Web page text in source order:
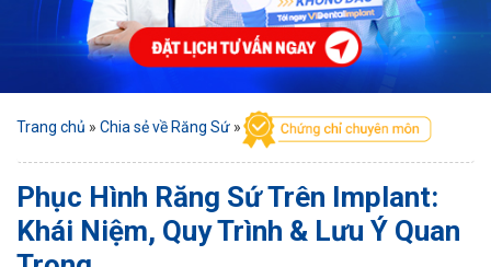
Trang chủ » Chia sẻ về Răng Sứ »
Phục Hình Răng Sứ Trên Implant:
Khái Niệm, Quy Trình & Lưu Ý Quan